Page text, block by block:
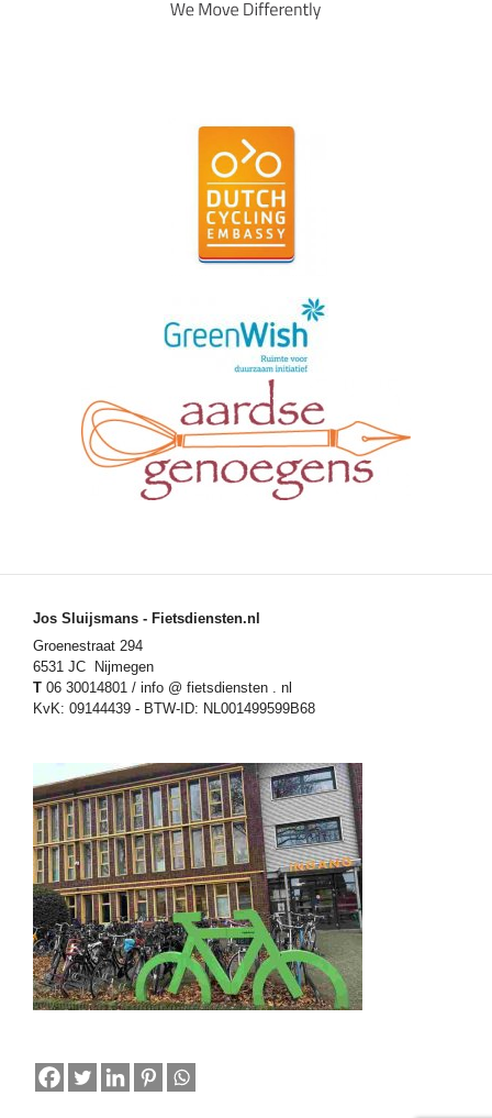
Jos Sluijsmans - Fietsdiensten.nl
Groenestraat 294
6531 JC Nijmegen
T 06 30014801 / info @ fietsdiensten . nl
KvK: 09144439 - BTW-ID: NL001499599B68